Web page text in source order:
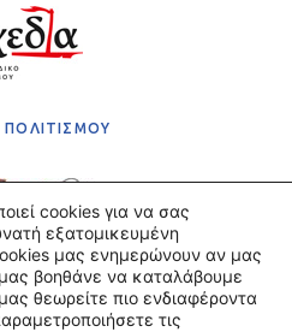
ΠΟΛΙΤΙΣΜΟΥ
Απορρήτου
χρήσης
cookies για να σας
εξατομικευμένη
μας ενημερώνουν αν μας
βοηθάνε να καταλάβουμε
θεωρείτε πιο ενδιαφέροντα
τις